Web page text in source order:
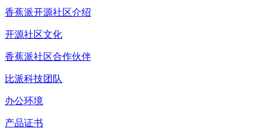
香蕉派开源社区介绍
开源社区文化
香蕉派社区合作伙伴
比派科技团队
办公环境
产品证书